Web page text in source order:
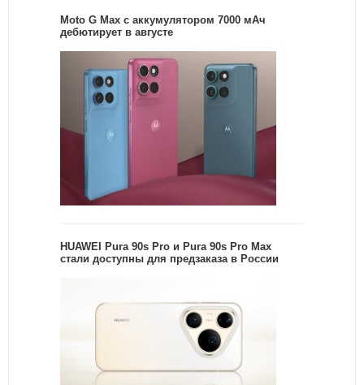
Moto G Max с аккумулятором 7000 мАч
дебютирует в августе
HUAWEI Pura 90s Pro и Pura 90s Pro Max
стали доступны для предзаказа в России